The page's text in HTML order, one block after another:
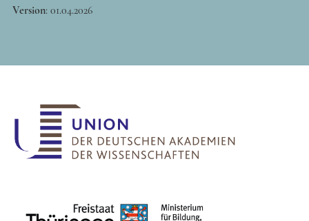
Version: 01.04.2026